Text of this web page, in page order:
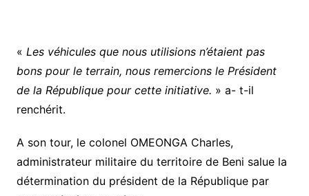
« Les véhicules que nous utilisions n’étaient pas
bons pour le terrain, nous remercions le Président
de la République pour cette initiative. » a- t-il
renchérit.
A son tour, le colonel OMEONGA Charles,
administrateur militaire du territoire de Beni salue la
détermination du président de la République par